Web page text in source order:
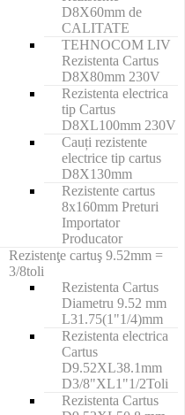
D8X60mm de
CALITATE
TEHNOCOM LIV
Rezistenta Cartus
D8X80mm 230V
Rezistenta electrica
tip Cartus
D8XL100mm 230V
Cauți rezistente
electrice tip cartus
D8X130mm
Rezistente cartus
8x160mm Preturi
Importator
Producator
Rezistenţe cartuş 9.52mm =
3/8toli
Rezistenta Cartus
Diametru 9.52 mm
L31.75(1"1/4)mm
Rezistenta electrica
Cartus
D9.52XL38.1mm
D3/8"XL1"1/2Toli
Rezistenta Cartus